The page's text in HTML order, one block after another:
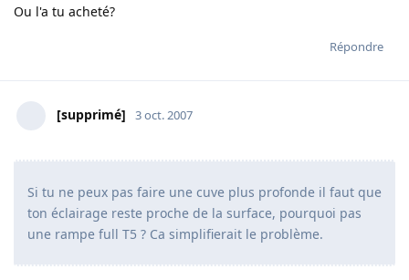
Ou l'a tu acheté?
Répondre
[supprimé] 3 oct. 2007
Si tu ne peux pas faire une cuve plus profonde il faut que
ton éclairage reste proche de la surface, pourquoi pas
une rampe full T5 ? Ca simplifierait le problème.